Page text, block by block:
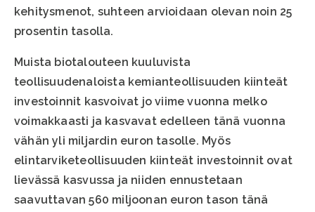
kehitysmenot, suhteen arvioidaan olevan noin 25
prosentin tasolla.
Muista biotalouteen kuuluvista
teollisuudenaloista kemianteollisuuden kiinteät
investoinnit kasvoivat jo viime vuonna melko
voimakkaasti ja kasvavat edelleen tänä vuonna
vähän yli miljardin euron tasolle. Myös
elintarviketeollisuuden kiinteät investoinnit ovat
lievässä kasvussa ja niiden ennustetaan
saavuttavan 560 miljoonan euron tason tänä